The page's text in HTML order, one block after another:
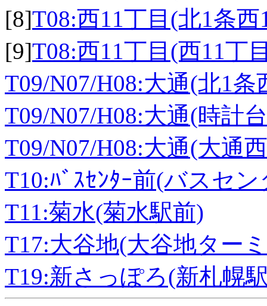
[8]T08:西11丁目(北1条西
[9]T08:西11丁目(西11丁
T09/N07/H08:大通(北1条
T09/N07/H08:大通(時計
T09/N07/H08:大通(大通
T10:ﾊﾞｽｾﾝﾀｰ前(バスセン
T11:菊水(菊水駅前)
T17:大谷地(大谷地ター
T19:新さっぽろ(新札幌